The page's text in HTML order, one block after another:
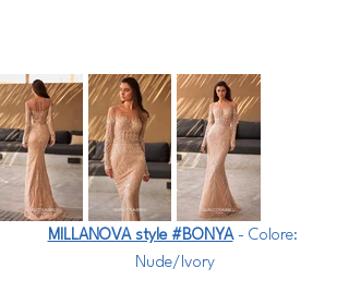
MILLANOVA style #BONYA - Colore:
Nude/Ivory